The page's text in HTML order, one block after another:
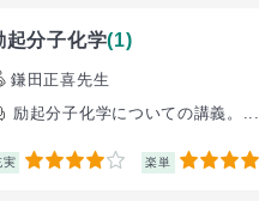
起分子化学(1)
鎌田正喜先生
励起分子化学についての講義。...
実 4 楽単 4